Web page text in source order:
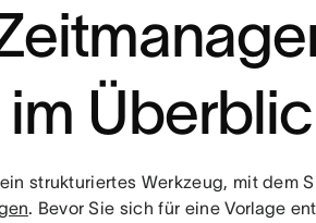
strukturiertes Werkzeug, mit dem
. Bevor Sie sich für eine Vorlage